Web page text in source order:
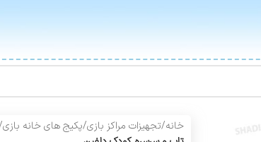
خانه/تجهیزات مراکز بازی/پکیج های خانه بازی